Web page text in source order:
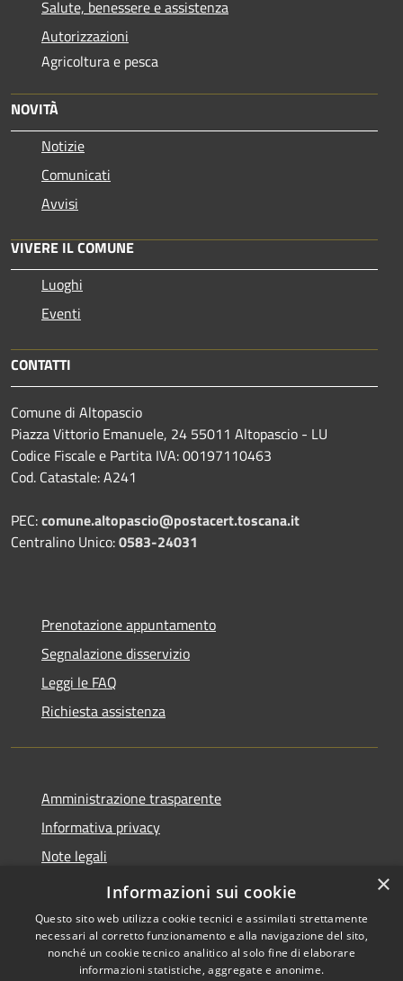
Salute, benessere e assistenza
Autorizzazioni
Agricoltura e pesca
NOVITÀ
Notizie
Comunicati
Avvisi
VIVERE IL COMUNE
Luoghi
Eventi
CONTATTI
Comune di Altopascio
Piazza Vittorio Emanuele, 24 55011 Altopascio - LU
Codice Fiscale e Partita IVA: 00197110463
Cod. Catastale: A241
PEC:comune.altopascio@postacert.toscana.it
Centralino Unico:0583-24031
Prenotazione appuntamento
Segnalazione disservizio
Leggi le FAQ
Richiesta assistenza
Amministrazione trasparente
Informativa privacy
Note legali
Dichiarazione di accessibilità
Copyright © 2026 • Comune di
×
Informazioni sui cookie
Questo sito web utilizza cookie tecnici e assimilati strettamente
necessari al corretto funzionamento e alla navigazione del sito,
nonché un cookie tecnico analitico al solo fine di elaborare
informazioni statistiche, aggregate e anonime.